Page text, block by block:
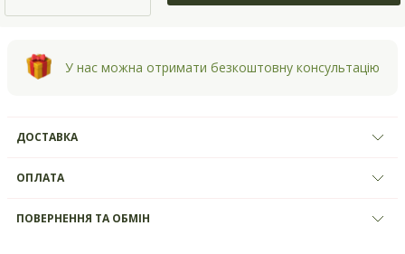
У нас можна отримати безкоштовну консультацію
ДОСТАВКА
ОПЛАТА
ПОВЕРНЕННЯ ТА ОБМІН